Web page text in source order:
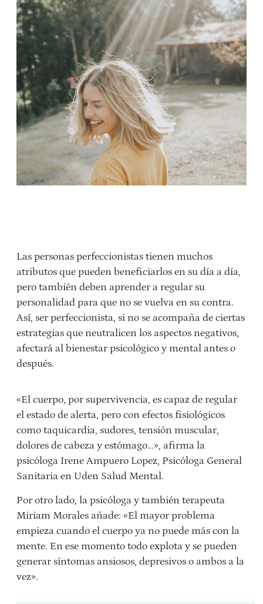
Las personas perfeccionistas tienen muchos
atributos que pueden beneficiarlos en su día a día,
pero también deben aprender a regular su
personalidad para que no se vuelva en su contra.
Así, ser perfeccionista, si no se acompaña de ciertas
estrategias que neutralicen los aspectos negativos,
afectará al bienestar psicológico y mental antes o
después.
«El cuerpo, por supervivencia, es capaz de regular
el estado de alerta, pero con efectos fisiológicos
como taquicardia, sudores, tensión muscular,
dolores de cabeza y estómago…», afirma la
psicóloga Irene Ampuero Lopez, Psicóloga General
Sanitaria en Uden Salud Mental.
Por otro lado, la psicóloga y también terapeuta
Miriam Morales añade: «El mayor problema
empieza cuando el cuerpo ya no puede más con la
mente. En ese momento todo explota y se pueden
generar síntomas ansiosos, depresivos o ambos a la
vez».